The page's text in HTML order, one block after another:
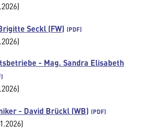
Seckl (FW)
- Mag. Sandra Elisabeth
- David Brückl (WB)